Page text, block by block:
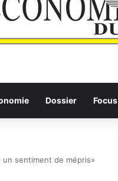
Dossier Focus
un sentiment de mépris»